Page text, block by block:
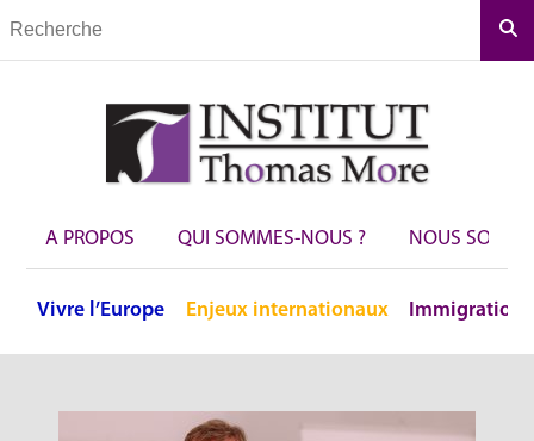
A PROPOS QUI SOMMES-NOUS ? NOUS
Vivre l’Europe Enjeux internationaux Immigration